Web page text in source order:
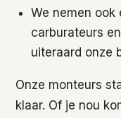
We nemen ook
carburateurs
uiteraard onze
Onze monteurs
klaar. Of je nou